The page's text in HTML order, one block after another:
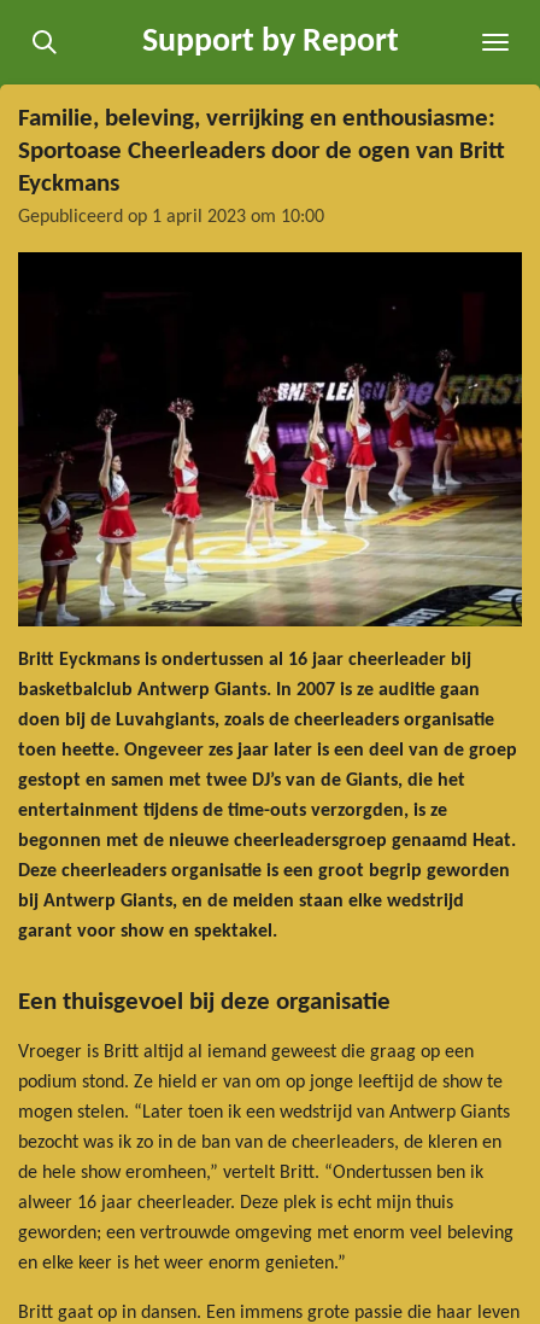
direct
naar
de
hoofdinhoud
Support by Report
Familie, beleving, verrijking en enthousiasme:
Sportoase Cheerleaders door de ogen van Britt
Eyckmans
Gepubliceerd op 1 april 2023 om 10:00
Britt Eyckmans is ondertussen al 16 jaar cheerleader bij
basketbalclub Antwerp Giants. In 2007 is ze auditie gaan
doen bij de Luvahgiants, zoals de cheerleaders organisatie
toen heette. Ongeveer zes jaar later is een deel van de groep
gestopt en samen met twee DJ’s van de Giants, die het
entertainment tijdens de time-outs verzorgden, is ze
begonnen met de nieuwe cheerleadersgroep genaamd Heat.
Deze cheerleaders organisatie is een groot begrip geworden
bij Antwerp Giants, en de meiden staan elke wedstrijd
garant voor show en spektakel.
Een thuisgevoel bij deze organisatie
Vroeger is Britt altijd al iemand geweest die graag op een
podium stond. Ze hield er van om op jonge leeftijd de show te
mogen stelen. “Later toen ik een wedstrijd van Antwerp Giants
bezocht was ik zo in de ban van de cheerleaders, de kleren en
de hele show eromheen,” vertelt Britt. “Ondertussen ben ik
alweer 16 jaar cheerleader. Deze plek is echt mijn thuis
geworden; een vertrouwde omgeving met enorm veel beleving
en elke keer is het weer enorm genieten.”
Britt gaat op in dansen. Een immens grote passie die haar leven